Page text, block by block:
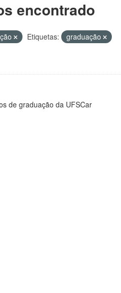
encontrado
Etiquetas:
graduação
de graduação da UFSCar